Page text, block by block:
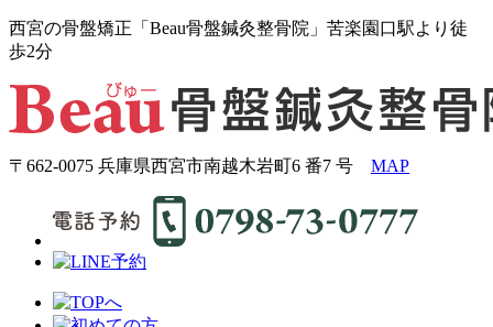
西宮の骨盤矯正「Beau骨盤鍼灸整骨院」苦楽園口駅より徒
歩2分
〒662-0075 兵庫県西宮市南越木岩町6 番7 号 MAP